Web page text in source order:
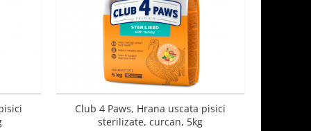
Club 4 Paws, Hrana uscata pisici
sterilizate, curcan, 5kg